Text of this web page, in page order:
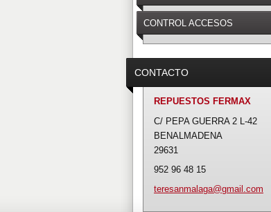
CONTROL ACCESOS
CONTACTO
REPUESTOS FERMAX
C/ PEPA GUERRA 2 L-42
BENALMADENA
29631
952 96 48 15
teresanmalaga@gmail.com